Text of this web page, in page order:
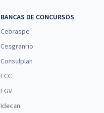
BANCAS DE CONCURSOS
Cebraspe
Cesgranrio
Consulplan
FCC
FGV
Idecan